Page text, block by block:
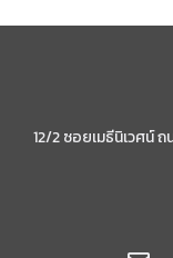
12/2 ซอยเมธีนิเวศน์